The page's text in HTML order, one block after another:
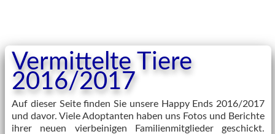
Vermittelte Tiere
2016/2017
Auf dieser Seite finden Sie unsere Happy Ends 2016/2017
und davor. Viele Adoptanten haben uns Fotos und Berichte
ihrer neuen vierbeinigen Familienmitglieder geschickt.